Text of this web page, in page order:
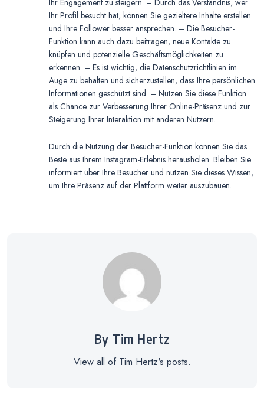
Ihr Engagement zu steigern. – Durch das Verständnis, wer
Ihr Profil besucht hat, können Sie gezieltere Inhalte erstellen
und Ihre Follower besser ansprechen. – Die Besucher-
Funktion kann auch dazu beitragen, neue Kontakte zu
knüpfen und potenzielle Geschäftsmöglichkeiten zu
erkennen. – Es ist wichtig, die Datenschutzrichtlinien im
Auge zu behalten und sicherzustellen, dass Ihre persönlichen
Informationen geschützt sind. – Nutzen Sie diese Funktion
als Chance zur Verbesserung Ihrer Online-Präsenz und zur
Steigerung Ihrer Interaktion mit anderen Nutzern.
Durch die Nutzung der Besucher-Funktion können Sie das
Beste aus Ihrem Instagram-Erlebnis herausholen. Bleiben Sie
informiert über Ihre Besucher und nutzen Sie dieses Wissen,
um Ihre Präsenz auf der Plattform weiter auszubauen.
By Tim Hertz
View all of Tim Hertz's posts.